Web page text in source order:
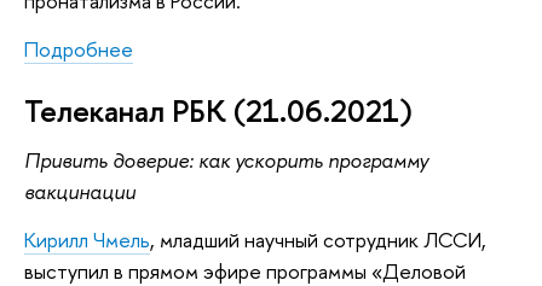
Подробнее
Телеканал РБК (21.06.2021)
Привить доверие: как ускорить программу
вакцинации
Кирилл Чмель, младший научный сотрудник ЛССИ,
выступил в прямом эфире программы «Деловой